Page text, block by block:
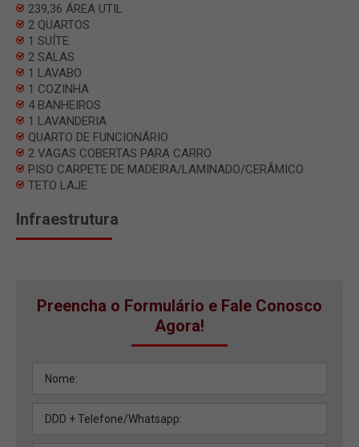
239,36 ÁREA UTIL
2 QUARTOS
1 SUÍTE
2 SALAS
1 LAVABO
1 COZINHA
4 BANHEIROS
1 LAVANDERIA
QUARTO DE FUNCIONÁRIO
2 VAGAS COBERTAS PARA CARRO
PISO CARPETE DE MADEIRA/LAMINADO/CERÂMICO
TETO LAJE
Infraestrutura
Preencha o Formulário e Fale Conosco
Agora!